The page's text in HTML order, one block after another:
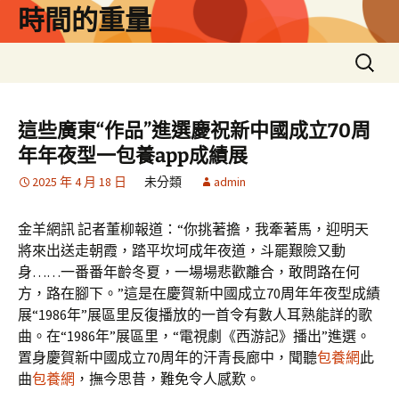
時間的重量
搜
尋
鍵
字:
這些廣東“作品”進選慶祝新中國成立70周
年年夜型一包養app成績展
2025 年 4 月 18 日 未分類 admin
金羊網訊 記者董柳報道：“你挑著擔，我牽著馬，迎明天
將來出送走朝霞，踏平坎坷成年夜道，斗罷艱險又動
身……一番番年齡冬夏，一場場悲歡離合，敢問路在何
方，路在腳下。”這是在慶賀新中國成立70周年年夜型成績
展“1986年”展區里反復播放的一首令有數人耳熟能詳的歌
曲。在“1986年”展區里，“電視劇《西游記》播出”進選。
置身慶賀新中國成立70周年的汗青長廊中，聞聽包養網 此
曲包養網 ，撫今思昔，難免令人感歎。